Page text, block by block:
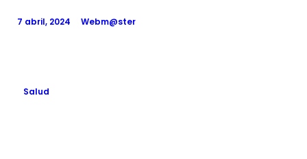
7 abril, 2024 Webm@ster
Salud